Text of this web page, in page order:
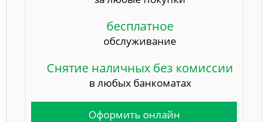
бесплатное
обслуживание
Снятие наличных без комиссии
в любых банкоматах
Оформить онлайн